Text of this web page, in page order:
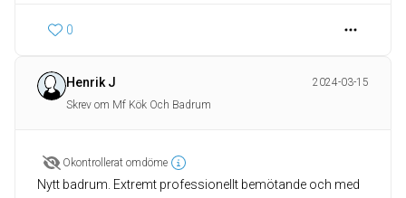
0
Henrik J
2024-03-15
Skrev om Mf Kök Och Badrum
Okontrollerat omdöme
Nytt badrum. Extremt professionellt bemötande och med